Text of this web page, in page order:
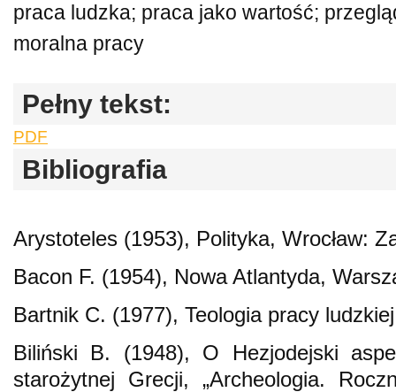
praca ludzka; praca jako wartość;
moralna pracy
Pełny tekst:
PDF
Bibliografia
Arystoteles (1953), Polityka, Wrocław:
Bacon F. (1954), Nowa Atlantyda,
Bartnik C. (1977), Teologia pracy
Biliński B. (1948), O Hezjodejski
starożytnej Grecji, „Archeologia.